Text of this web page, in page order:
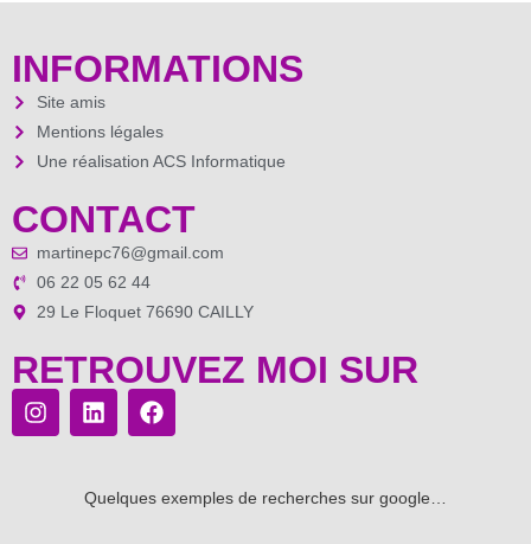
INFORMATIONS
Site amis
Mentions légales
Une réalisation ACS Informatique
CONTACT
martinepc76@gmail.com
06 22 05 62 44
29 Le Floquet 76690 CAILLY
RETROUVEZ MOI SUR
Quelques exemples de recherches sur google…